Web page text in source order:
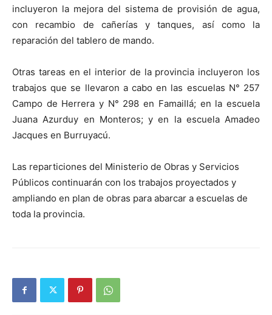
incluyeron la mejora del sistema de provisión de agua,
con recambio de cañerías y tanques, así como la
reparación del tablero de mando.
Otras tareas en el interior de la provincia incluyeron los
trabajos que se llevaron a cabo en las escuelas N° 257
Campo de Herrera y N° 298 en Famaillá; en la escuela
Juana Azurduy en Monteros; y en la escuela Amadeo
Jacques en Burruyacú.
Las reparticiones del Ministerio de Obras y Servicios
Públicos continuarán con los trabajos proyectados y
ampliando en plan de obras para abarcar a escuelas de
toda la provincia.